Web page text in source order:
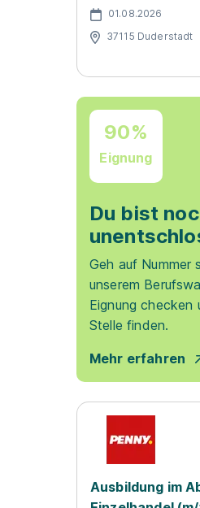
01.08.2026
37115 Duderstadt
90%
Eignung
Du bist
Geh auf Nummer
unserem
Eignung checken
Stelle finden.
Mehr erfahren
Ausbildung im